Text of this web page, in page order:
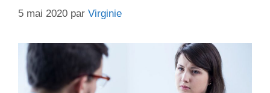
5 mai 2020 par Virginie